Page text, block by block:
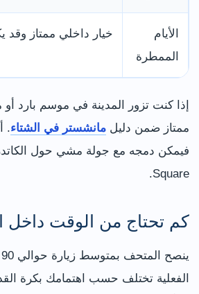
الأيام
الممطرة
خيار داخلي ممتاز وقد
إذا كنت تزور المدينة في موسم بارد
ممتاز ضمن دليل مانشستر في الشتاء.
Square.
كم تحتاج من الوقت داخل
الفعلية تختلف حسب اهتمامك بكرة